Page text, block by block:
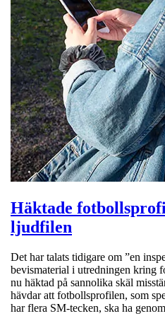
Häktade
ljudfilen
Det har talats tidigare om ”en
bevismaterial i utredningen kring
nu häktad på sannolika skäl
hävdar att fotbollsprofilen, som
har flera SM-tecken, ska ha